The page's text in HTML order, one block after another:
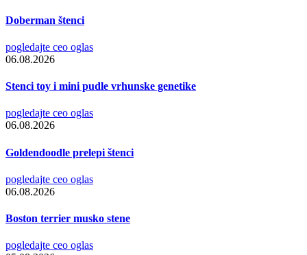
Doberman štenci
pogledajte ceo oglas
06.08.2026
Stenci toy i mini pudle vrhunske genetike
pogledajte ceo oglas
06.08.2026
Goldendoodle prelepi štenci
pogledajte ceo oglas
06.08.2026
Boston terrier musko stene
pogledajte ceo oglas